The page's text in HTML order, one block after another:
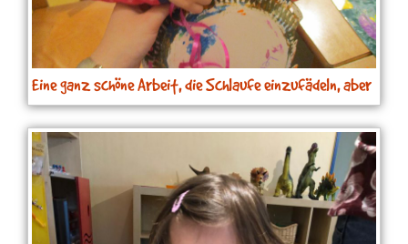
Eine ganz schöne Arbeit, die Schlaufe einzufädeln, aber
ich habe es hinbekommen